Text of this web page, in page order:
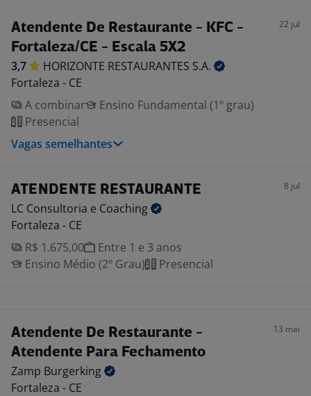
Atendente De Restaurante - KFC -
Fortaleza/CE - Escala 5X2
22 jul
3,7 HORIZONTE RESTAURANTES S.A.
Fortaleza - CE
A combinar
Ensino Fundamental (1º grau)
Presencial
Vagas semelhantes
ATENDENTE RESTAURANTE 8 jul
LC Consultoria e Coaching
Fortaleza - CE
R$ 1.675,00
Entre 1 e 3 anos
Ensino Médio (2º Grau)
Presencial
Atendente De Restaurante -
Atendente Para Fechamento
13 mai
Zamp Burgerking
Fortaleza - CE